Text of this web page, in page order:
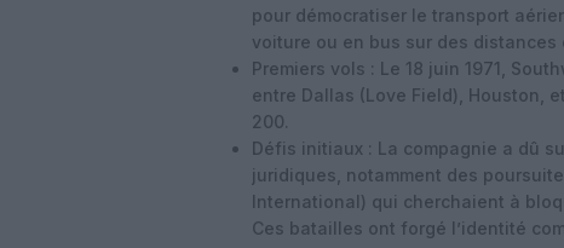
pour démocratiser le transport
voiture ou en bus sur des distances
Premiers vols : Le 18 juin 1971
,
entre Dallas (Love Field) Houston , et
200.
Défis initiaux : La compagnie a dû
juridiques, notamment des
International) qui cherchaient à
Ces batailles ont forgé l’identité